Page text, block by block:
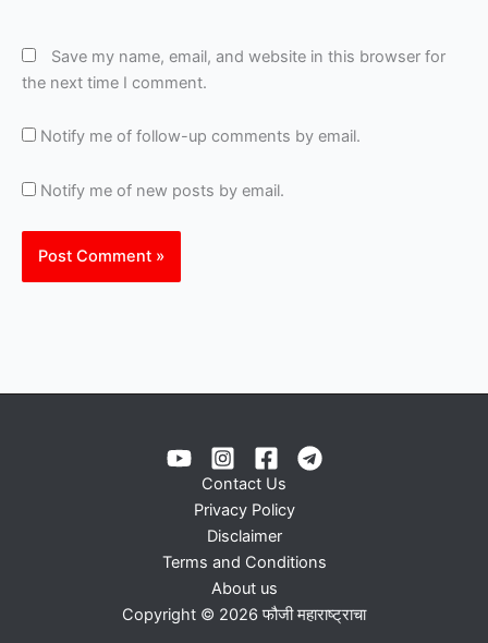
Save my name, email, and website in this browser for
the next time I comment.
Notify me of follow-up comments by email.
Notify me of new posts by email.
Contact Us
Privacy Policy
Disclaimer
Terms and Conditions
About us
Copyright © 2026 फौजी महाराष्ट्राचा